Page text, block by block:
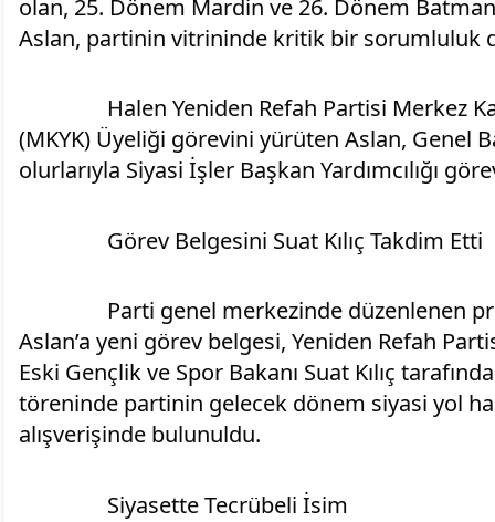
olan, 25. Dönem Mardin ve 26. Dönem
Aslan, partinin vitrininde kritik bir sorumluluk
(MKYK) Üyeliği görevini yürüten Aslan, Genel
olurlarıyla Siyasi İşler Başkan Yardımcılığı
		​Görev Belgesini Suat Kılıç Takdim Etti
Aslan’a yeni görev belgesi, Yeniden Refah
Eski Gençlik ve Spor Bakanı Suat Kılıç
töreninde partinin gelecek dönem siyasi yol
alışverişinde bulunuldu.
		​Siyasette Tecrübeli İsim